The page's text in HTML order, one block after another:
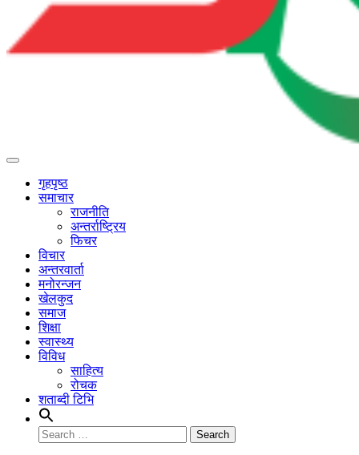
गृहपृष्ठ
समाचार
राजनीति
अन्तर्राष्ट्रिय
फिचर
विचार
अन्तरवार्ता
मनोरन्जन
खेलकुद
समाज
शिक्षा
स्वास्थ्य
विविध
साहित्य
रोचक
शताब्दी टिभि
Search
for: